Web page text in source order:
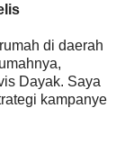
di daerah
Dayak. Saya
kampanye